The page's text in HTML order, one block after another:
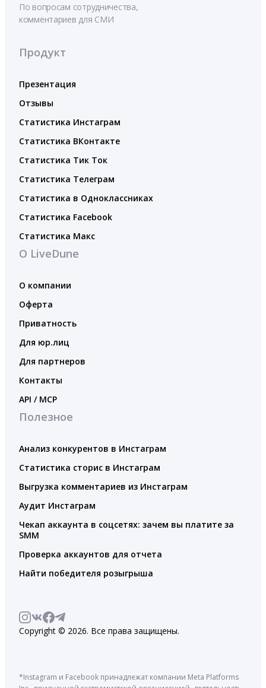
По вопросам сотрудничества,
комментариев для СМИ
Продукт
Презентация
Отзывы
Статистика Инстаграм
Статистика ВКонтакте
Статистика Тик Ток
Статистика Телеграм
Статистика в Одноклассниках
Статистика Facebook
Статистика Макс
О LiveDune
О компании
Оферта
Приватность
Для юр.лиц
Для партнеров
Контакты
API / MCP
Полезное
Анализ конкурентов в Инстаграм
Статистика сторис в Инстаграм
Выгрузка комментариев из Инстаграм
Аудит Инстаграм
Чекап аккаунта в соцсетях: зачем вы платите за
SMM
Проверка аккаунтов для отчета
Найти победителя розыгрыша
Copyright © 2026. Все права защищены.
*Instagram и Facebook принадлежат компании Meta Platforms